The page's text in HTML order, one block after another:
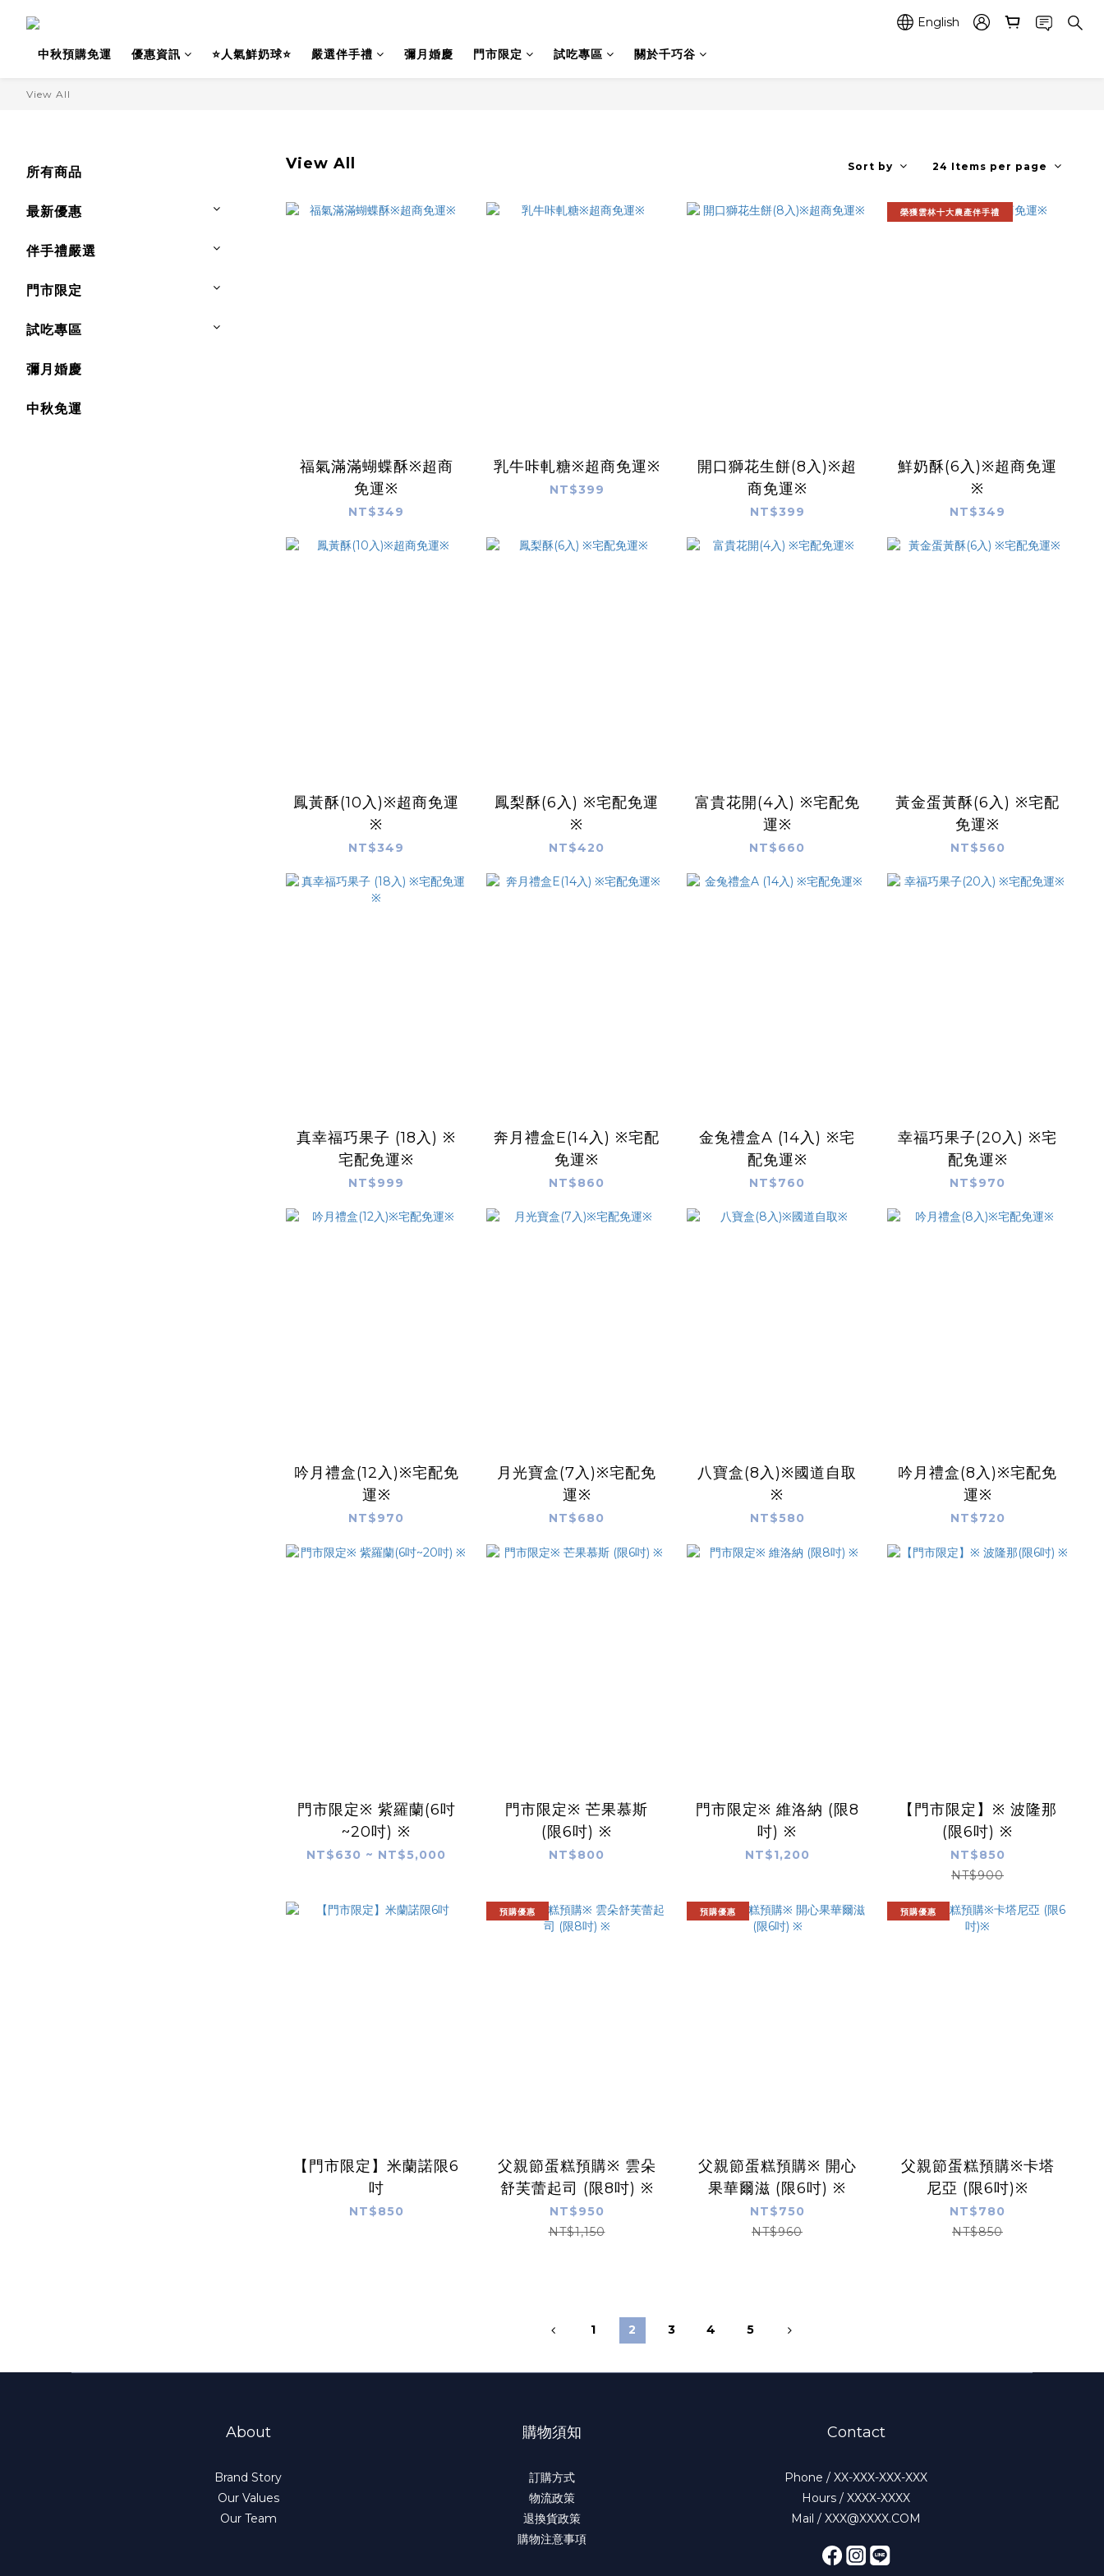
English
中秋預購免運 優惠資訊 ⭐人氣鮮奶球⭐ 嚴選伴手禮 彌月婚慶 門市限定 試吃專區 關於千巧谷
View All
所有商品
最新優惠
伴手禮嚴選
門市限定
試吃專區
彌月婚慶
中秋免運
View All Sort by 24 Items per page
福氣滿滿蝴蝶酥※超商
免運※
NT$349
乳牛咔軋糖※超商免運※
NT$399
開口獅花生餅(8入)※超
商免運※
NT$399
榮獲雲林十大農產伴手禮
鮮奶酥(6入)※超商免運
※
NT$349
鳳黃酥(10入)※超商免運
※
NT$349
鳳梨酥(6入) ※宅配免運
※
NT$420
富貴花開(4入) ※宅配免
運※
NT$660
黃金蛋黃酥(6入) ※宅配
免運※
NT$560
真幸福巧果子 (18入) ※
宅配免運※
NT$999
奔月禮盒E(14入) ※宅配
免運※
NT$860
金兔禮盒A (14入) ※宅
配免運※
NT$760
幸福巧果子(20入) ※宅
配免運※
NT$970
吟月禮盒(12入)※宅配免
運※
NT$970
月光寶盒(7入)※宅配免
運※
NT$680
八寶盒(8入)※國道自取
※
NT$580
吟月禮盒(8入)※宅配免
運※
NT$720
門市限定※ 紫羅蘭(6吋
~20吋) ※
NT$630 ~ NT$5,000
門市限定※ 芒果慕斯
(限6吋) ※
NT$800
門市限定※ 維洛納 (限8
吋) ※
NT$1,200
【門市限定】※ 波隆那
(限6吋) ※
NT$850
NT$900
【門市限定】米蘭諾限6
吋
NT$850
預購優惠
父親節蛋糕預購※ 雲朵
舒芙蕾起司 (限8吋) ※
NT$950
NT$1,150
預購優惠
父親節蛋糕預購※ 開心
果華爾滋 (限6吋) ※
NT$750
NT$960
預購優惠
父親節蛋糕預購※卡塔
尼亞 (限6吋)※
NT$780
NT$850
1 2 3 4 5
About
Brand Story
Our Values
Our Team
購物須知
訂購方式
物流政策
退換貨政策
購物注意事項
Contact
Phone / XX-XXX-XXX-XXX
Hours / XXXX-XXXX
Mail / XXX@XXXX.COM